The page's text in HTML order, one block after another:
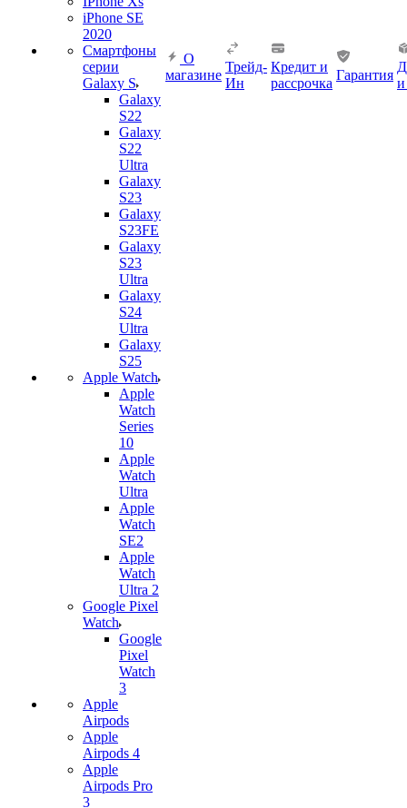
iPhone SE
2020
Смартфоны
серии
Galaxy S
Galaxy
S22
Galaxy
S22
Ultra
Galaxy
S23
Galaxy
S23FE
Galaxy
S23
Ultra
Galaxy
S24
Ultra
Galaxy
S25
Apple Watch
Apple
Watch
Series
10
Apple
Watch
Ultra
Apple
Watch
SE2
Apple
Watch
Ultra 2
Google Pixel
Watch
Google
Pixel
Watch
3
Apple
Airpods
Apple
Airpods 4
Apple
Airpods Pro
3
О
магазине
Трейд-
Ин
Кредит и
рассрочка
Гарантия
и